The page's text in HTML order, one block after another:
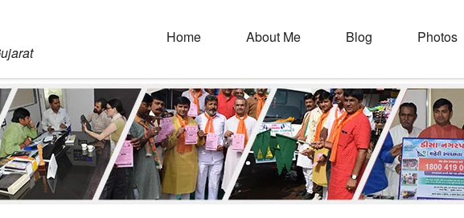
Home About Me Blog Photos